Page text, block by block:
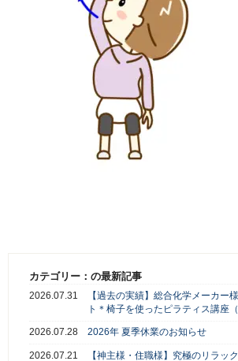
カテゴリー：の最新記事
2026.07.31
【過去の実績】総合化学メーカー
ト＊椅子を使ったピラティス講座
2026.07.28 2026年 夏季休業のお知らせ
2026.07.21
【神主様・住職様】究極のリラッ